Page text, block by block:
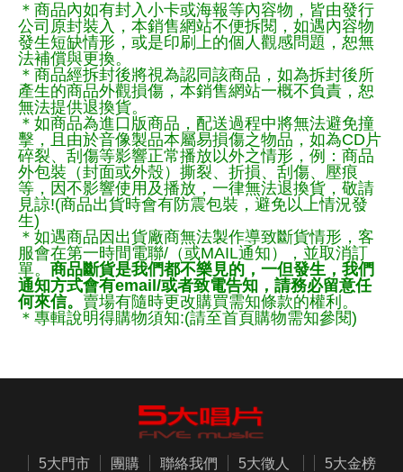
＊商品內如有封入小卡或海報等內容物，皆由發行
公司原封裝入，本銷售網站不便拆閱，如遇內容物
發生短缺情形，或是印刷上的個人觀感問題，恕無
法補償與更換。
＊商品經拆封後將視為認同該商品，如為拆封後所
產生的商品外觀損傷，本銷售網站一概不負責，恕
無法提供退換貨。
＊如商品為進口版商品，配送過程中將無法避免撞
擊，且由於音像製品本屬易損傷之物品，如為CD片
碎裂、刮傷等影響正常播放以外之情形，例：商品
外包裝（封面或外殼）撕裂、折損、刮傷、壓痕
等，因不影響使用及播放，一律無法退換貨，敬請
見諒!(商品出貨時會有防震包裝，避免以上情況發
生)
＊如遇商品因出貨廠商無法製作導致斷貨情形，客
服會在第一時間電聯/（或MAIL通知），並取消訂
單。 商品斷貨是我們都不樂見的，一但發生，我們
通知方式會有email/或者致電告知，請務必留意任
何來信。 賣場有隨時更改購買需知條款的權利。
＊專輯說明得購物須知:(請至首頁購物需知參閱)
5大門市 團購 聯絡我們 5大徵人 5大金榜